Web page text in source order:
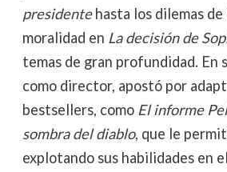
presidentehasta los dilemas
moralidad en La decisión de
temas de gran profundidad. En
como director, apostó por
bestsellers, como El informe
sombra del diablo, que le
explotando sus habilidades en